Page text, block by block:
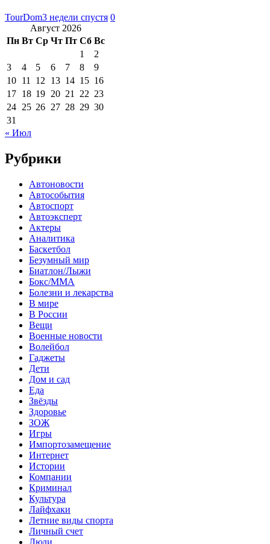
TourDom3 недели спустя 0
Август 2026
Пн Вт Ср Чт Пт Сб Вс
1
2
3
4 5 6 7 8
9
10 11 12 13 14 15 16
17 18 19 20 21 22 23
24 25 26 27 28 29 30
31
« Июл
Рубрики
Автоновости
Автособытия
Автоспорт
Автоэксперт
Актеры
Аналитика
Баскетбол
Безумный мир
Биатлон/Лыжи
Бокс/MMA
Болезни и лекарства
В мире
В России
Вещи
Военные новости
Волейбол
Гаджеты
Дети
Дом и сад
Еда
Звёзды
Здоровье
ЗОЖ
Игры
Импортозамещение
Интернет
Истории
Компании
Криминал
Культура
Лайфхаки
Летние виды спорта
Личный счет
Люди